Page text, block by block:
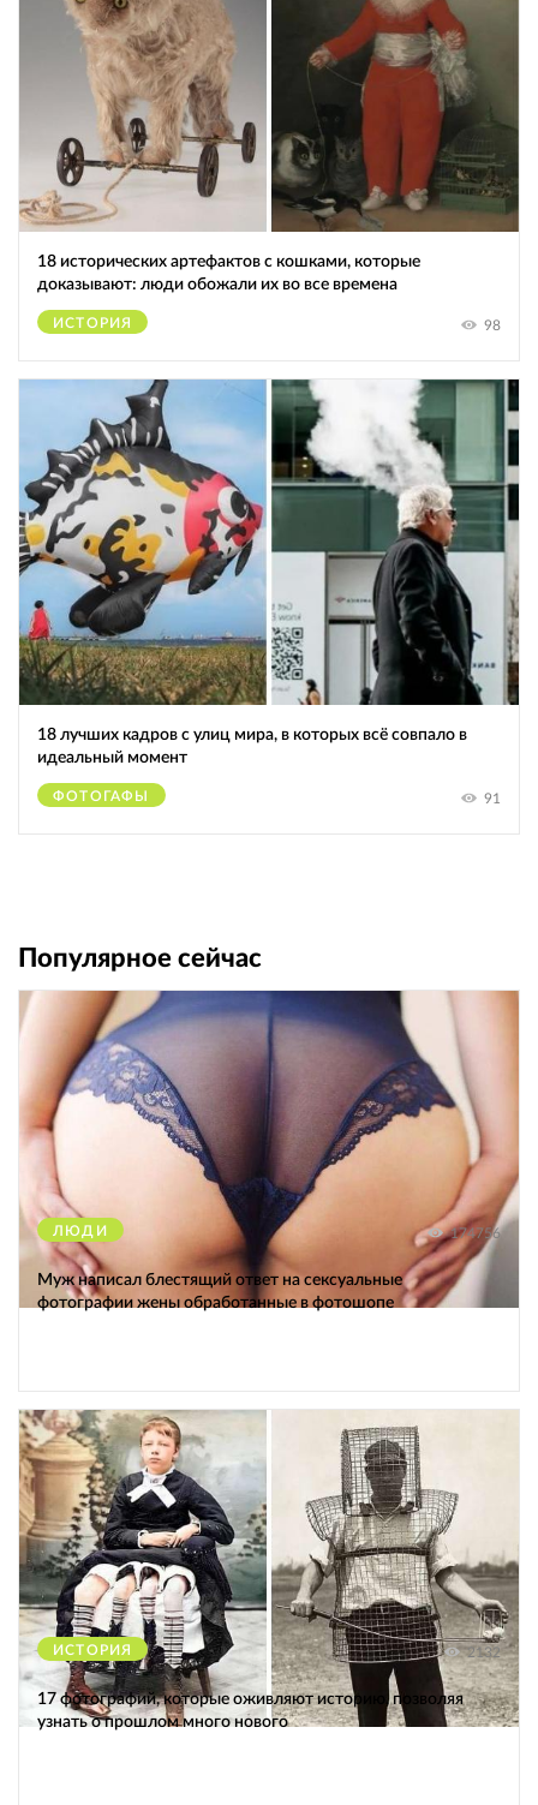
18 исторических артефактов с кошками, которые
доказывают: люди обожали их во все времена
ИСТОРИЯ 98
18 лучших кадров с улиц мира, в которых всё совпало в
идеальный момент
ФОТОГАФЫ 91
Популярное сейчас
ЛЮДИ 174756
Муж написал блестящий ответ на сексуальные
фотографии жены обработанные в фотошопе
ИСТОРИЯ 2132
17 фотографий, которые оживляют историю, позволяя
узнать о прошлом много нового